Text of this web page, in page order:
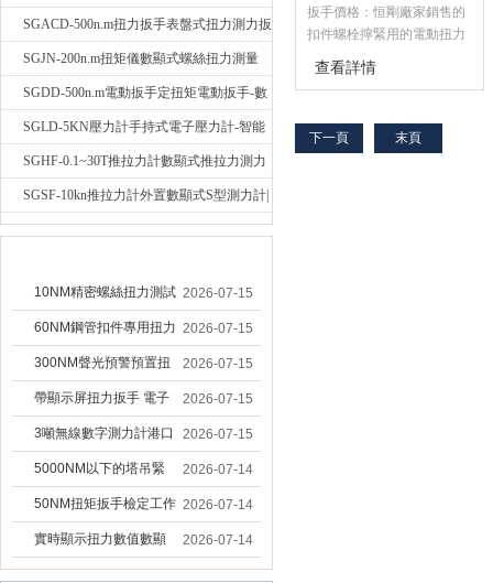
輻稱重壓力測力計
SGACD-500n.m扭力扳手表盤式扭力測力扳
手-表盤扭力矩檢測扳手
SGJN-200n.m扭矩儀數顯式螺絲扭力測量
儀-螺栓扭力矩測試儀
SGDD-500n.m電動扳手定扭矩電動扳手-數
顯式電動定扭力矩扳手
SGLD-5KN壓力計手持式電子壓力計-智能
電子式壓力測力計
SGHF-0.1~30T推拉力計數顯式推拉力測力
計-數字拉壓力雙向測力儀
SGSF-10kn推拉力計外置數顯式S型測力計|
手持連線式拉壓力計
10NM精密螺絲扭力測試
專用扭矩扳手,產線質檢
螺絲扭力專用扳手廠家
2026-07-15
60NM鋼管扣件專用扭力
扳手 腳手架扭力檢測扳
手 工地扣件扭矩扳手品
牌
2026-07-15
300NM聲光預警預置扭
力扳手 工業緊固專用數
顯扭力工具廠家
2026-07-15
帶顯示屏扭力扳手 電子
數顯扭力扳手 20NM精
準可調力矩扳手品牌
2026-07-15
3噸無線數字測力計港口
吊裝專用
2026-07-15
5000NM以下的塔吊緊
固大扭力電動扳手 塔機
安裝電動扳手廠家
2026-07-14
50NM扭矩扳手檢定工作
臺 高精度扭力校準設備
扳手精度檢定設備廠家
2026-07-14
實時顯示扭力數值數顯
扭力扳手 工業數顯扭力
2026-07-14
扳手價格：恒剛廠家銷售的
扣件螺栓擰緊用的電動扭力
扳手規格齊，質優價廉，該
電動扭力扳手由主機和控制
重緣單相串激式電動機和減
速機構，此款是裝配螺紋件
查看詳情
下一頁 末頁